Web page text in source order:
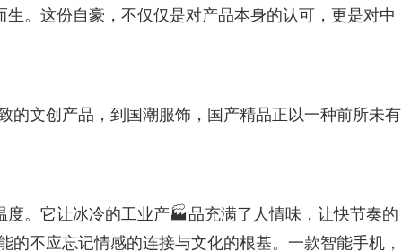
。这份自豪，不仅仅是对产品本身的认可，更是对中
的文创产品，到国潮服饰，国产精品正以一种前所未有
度。它让冰冷的工业产🏭品充满了人情味，让快节奏的
不应忘记情感的连接与文化的根基。一款智能手机，